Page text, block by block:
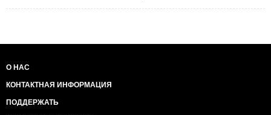
О НАС
КОНТАКТНАЯ ИНФОРМАЦИЯ
ПОДДЕРЖАТЬ